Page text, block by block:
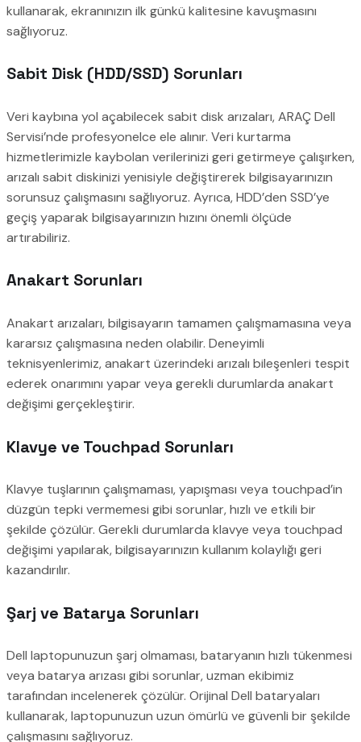
kullanarak, ekranınızın ilk günkü kalitesine kavuşmasını
sağlıyoruz.
Sabit Disk (HDD/SSD) Sorunları
Veri kaybına yol açabilecek sabit disk arızaları, ARAÇ Dell
Servisi’nde profesyonelce ele alınır. Veri kurtarma
hizmetlerimizle kaybolan verilerinizi geri getirmeye çalışırken,
arızalı sabit diskinizi yenisiyle değiştirerek bilgisayarınızın
sorunsuz çalışmasını sağlıyoruz. Ayrıca, HDD’den SSD’ye
geçiş yaparak bilgisayarınızın hızını önemli ölçüde
artırabiliriz.
Anakart Sorunları
Anakart arızaları, bilgisayarın tamamen çalışmamasına veya
kararsız çalışmasına neden olabilir. Deneyimli
teknisyenlerimiz, anakart üzerindeki arızalı bileşenleri tespit
ederek onarımını yapar veya gerekli durumlarda anakart
değişimi gerçekleştirir.
Klavye ve Touchpad Sorunları
Klavye tuşlarının çalışmaması, yapışması veya touchpad’in
düzgün tepki vermemesi gibi sorunlar, hızlı ve etkili bir
şekilde çözülür. Gerekli durumlarda klavye veya touchpad
değişimi yapılarak, bilgisayarınızın kullanım kolaylığı geri
kazandırılır.
Şarj ve Batarya Sorunları
Dell laptopunuzun şarj olmaması, bataryanın hızlı tükenmesi
veya batarya arızası gibi sorunlar, uzman ekibimiz
tarafından incelenerek çözülür. Orijinal Dell bataryaları
kullanarak, laptopunuzun uzun ömürlü ve güvenli bir şekilde
çalışmasını sağlıyoruz.